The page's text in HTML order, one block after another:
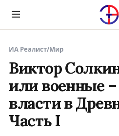
Menu
ИА Реалист/Мир
Виктор
или военные
власти в
Часть I